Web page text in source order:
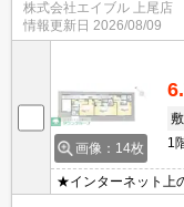
オンライン内見対応
株式会社エイブル 上尾店
情報更新日 2026/08/09
画像：14枚
敷
1
★インターネット上
紹介致します★お部